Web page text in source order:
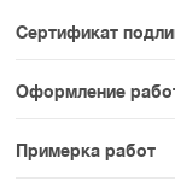
Сертификат
К каждому
прикладываем
раздела
Оформление
При покупке
оплатить
Примерка работ